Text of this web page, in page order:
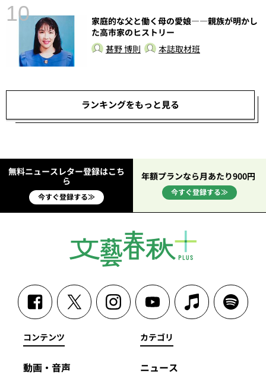
10
家庭的な父と働く母の愛娘――親族が明かし
た高市家のヒストリー
甚野 博則
本誌取材班
ランキングをもっと見る
無料ニュースレター登録はこち
ら
今すぐ登録する≫
年額プランなら月あたり900円
今すぐ登録する≫
コンテンツ
動画・音声
カテゴリ
ニュース